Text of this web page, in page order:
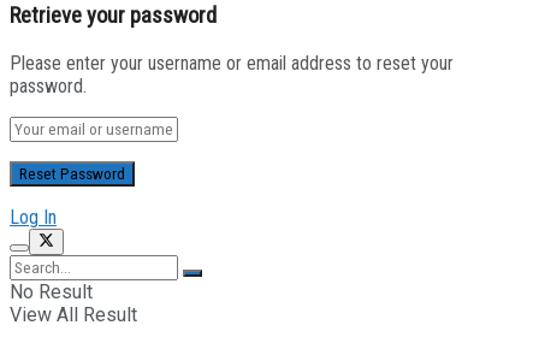
Retrieve your password
Please enter your username or email address to reset your
password.
Log In
No Result
View All Result